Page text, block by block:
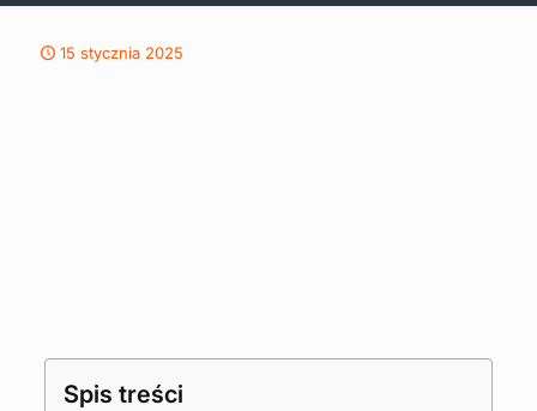
15 stycznia 2025
Spis treści